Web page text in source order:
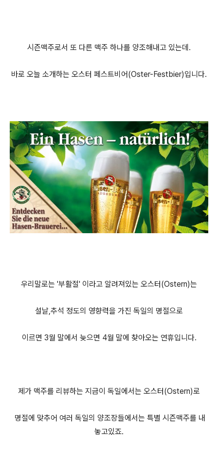
시즌맥주로서 또 다른 맥주 하나를 양조해내고 있는데.
바로 오늘 소개하는 오스터 페스트비어(Oster-Festbier)입니다.
우리말로는 '부활절' 이라고 알려져있는 오스터(Ostern)는
설날,추석 정도의 영향력을 가진 독일의 명절으로
이르면 3월 말에서 늦으면 4월 말에 찾아오는 연휴입니다.
제가 맥주를 리뷰하는 지금이 독일에서는 오스터(Ostern)로
명절에 맞추어 여러 독일의 양조장들에서는 특별 시즌맥주를 내
놓고있죠.